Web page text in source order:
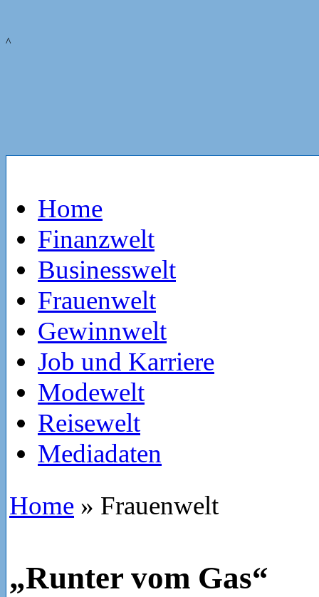
^
Home
Finanzwelt
Businesswelt
Frauenwelt
Gewinnwelt
Job und Karriere
Modewelt
Reisewelt
Mediadaten
Home » Frauenwelt
„Runter vom Gas“